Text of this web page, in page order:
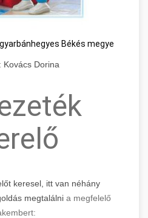
Békés megye
Kovács Dorina
keresel, itt van néhány
megtalálnia megfelelő